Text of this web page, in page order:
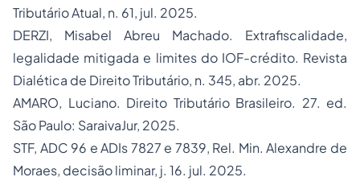
Tributário Atual, n. 61, jul. 2025.
DERZI, Misabel Abreu Machado. Extrafiscalidade,
legalidade mitigada e limites do IOF-crédito. Revista
Dialética de Direito Tributário, n. 345, abr. 2025.
AMARO, Luciano. Direito Tributário Brasileiro. 27. ed.
São Paulo: SaraivaJur, 2025.
STF, ADC 96 e ADIs 7827 e 7839, Rel. Min. Alexandre de
Moraes, decisão liminar, j. 16. jul. 2025.